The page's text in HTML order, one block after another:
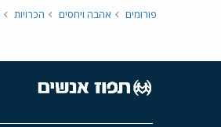
פורומים אהבה ויחסים הכרויות